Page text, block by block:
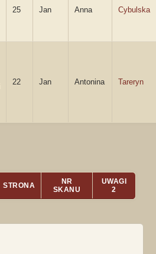
25 Jan Anna Cybulska
22 Jan Antonina Tareryn
STRONA
NR
SKANU
UWAGI
2